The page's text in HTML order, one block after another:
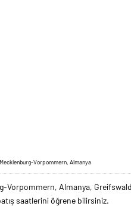
Vorpommern, Almanya
Vorpommern, Almanya,
saatlerini öğrene bilirsiniz.